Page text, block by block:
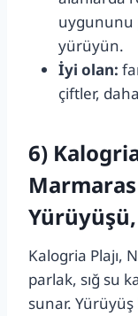
uygununu
yürüyün.
İyi olan:
çiftler,
6)
Marmaras
Kalogria Plajı,
parlak, sığ su
sunar. Yürüyüş